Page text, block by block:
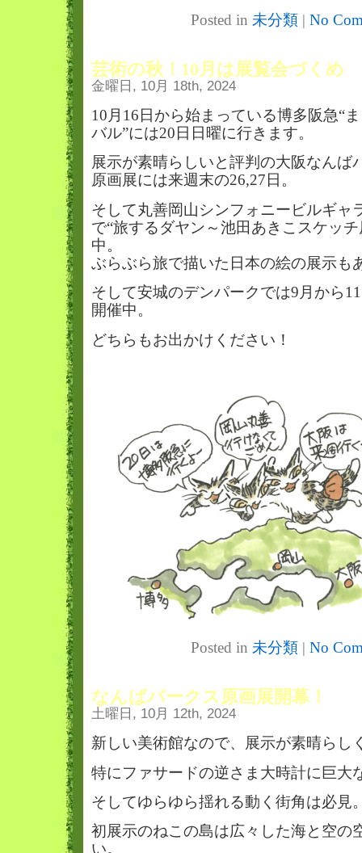
Posted in 未分類 | No
芸術の秋！10月は展覧会づくめ
金曜日, 10月 18th, 2024
10月16日から始まっている博多阪急“
バル”には20日日曜に行きます。
展示が素晴らしいと評判の大阪なんば
原画展には来週末の26,27日。
そして丸善岡山シンフォニービルギャ
で“旅するダヤン～池田あきこスケッ
中。
ぶらぶら旅で描いた日本の絵の展示も
そして安城のデンパークでは9月から
開催中。
どちらもお出かけください！
Posted in 未分類 | No
なんばパークス原画展開幕！
土曜日, 10月 12th, 2024
新しい美術館なので、展示が素晴らし
特にファサードの逆さま大時計に巨大
そしてゆらゆら揺れる動く街角は必見
初展示のねこの島は広々した海と空の
い。